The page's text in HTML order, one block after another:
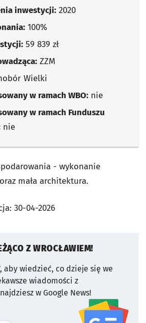
inwestycji: 2020
100%
59 839 zł
ZZM
Wielki
w ramach WBO: nie
w ramach Funduszu
nie
- wykonanie
mała architektura.
30-04-2026
Z WROCŁAWIEM!
aby wiedzieć, co dzieje się we
wiadomości z
w Google News!